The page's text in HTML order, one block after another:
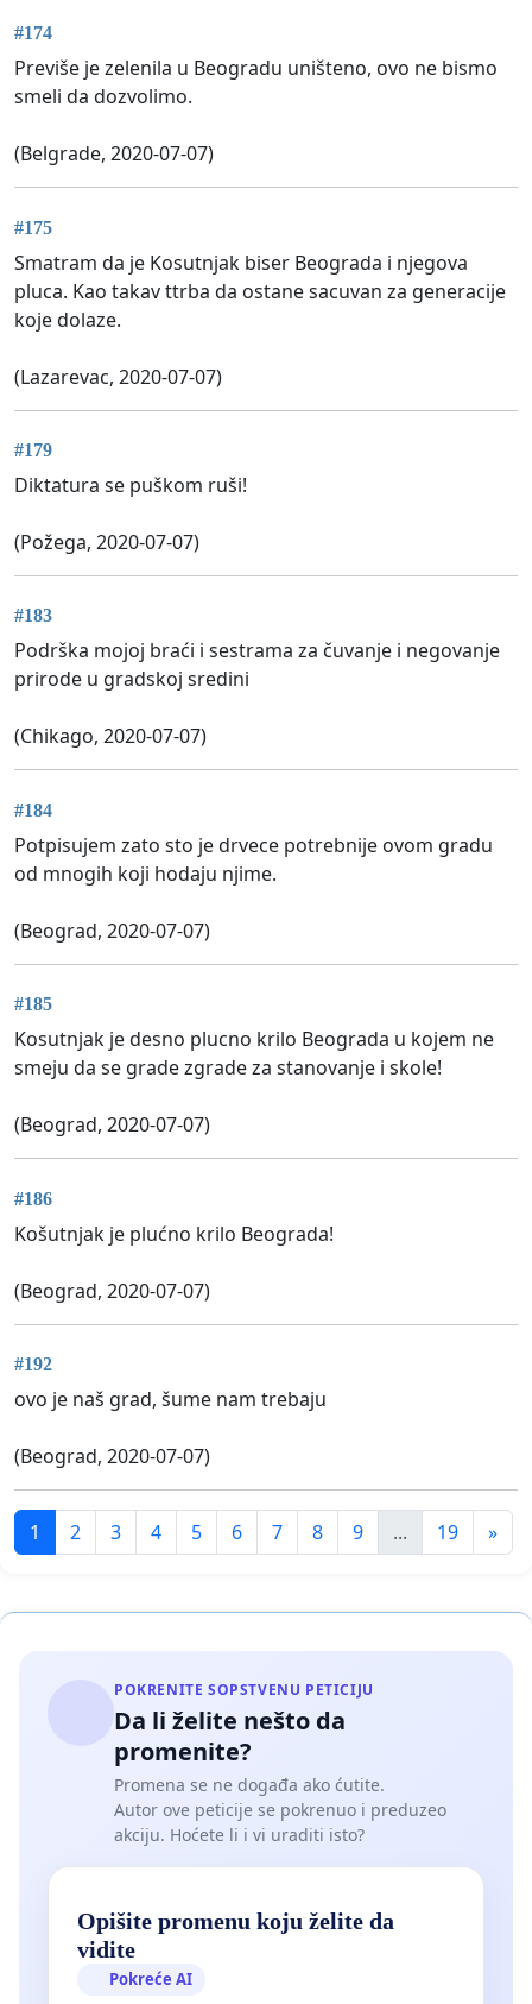
#174
Previše je zelenila u Beogradu uništeno, ovo ne bismo
smeli da dozvolimo.
(Belgrade, 2020-07-07)
#175
Smatram da je Kosutnjak biser Beograda i njegova
pluca. Kao takav ttrba da ostane sacuvan za generacije
koje dolaze.
(Lazarevac, 2020-07-07)
#179
Diktatura se puškom ruši!
(Požega, 2020-07-07)
#183
Podrška mojoj braći i sestrama za čuvanje i negovanje
prirode u gradskoj sredini
(Chikago, 2020-07-07)
#184
Potpisujem zato sto je drvece potrebnije ovom gradu
od mnogih koji hodaju njime.
(Beograd, 2020-07-07)
#185
Kosutnjak je desno plucno krilo Beograda u kojem ne
smeju da se grade zgrade za stanovanje i skole!
(Beograd, 2020-07-07)
#186
Košutnjak je plućno krilo Beograda!
(Beograd, 2020-07-07)
#192
ovo je naš grad, šume nam trebaju
(Beograd, 2020-07-07)
1 2 3 4 5 6 7 8 9 ... 19 »
POKRENITE SOPSTVENU PETICIJU
Da li želite nešto da
promenite?
Promena se ne događa ako ćutite.
Autor ove peticije se pokrenuo i preduzeo
akciju. Hoćete li i vi uraditi isto?
Opišite promenu koju želite da
vidite
Pokreće AI